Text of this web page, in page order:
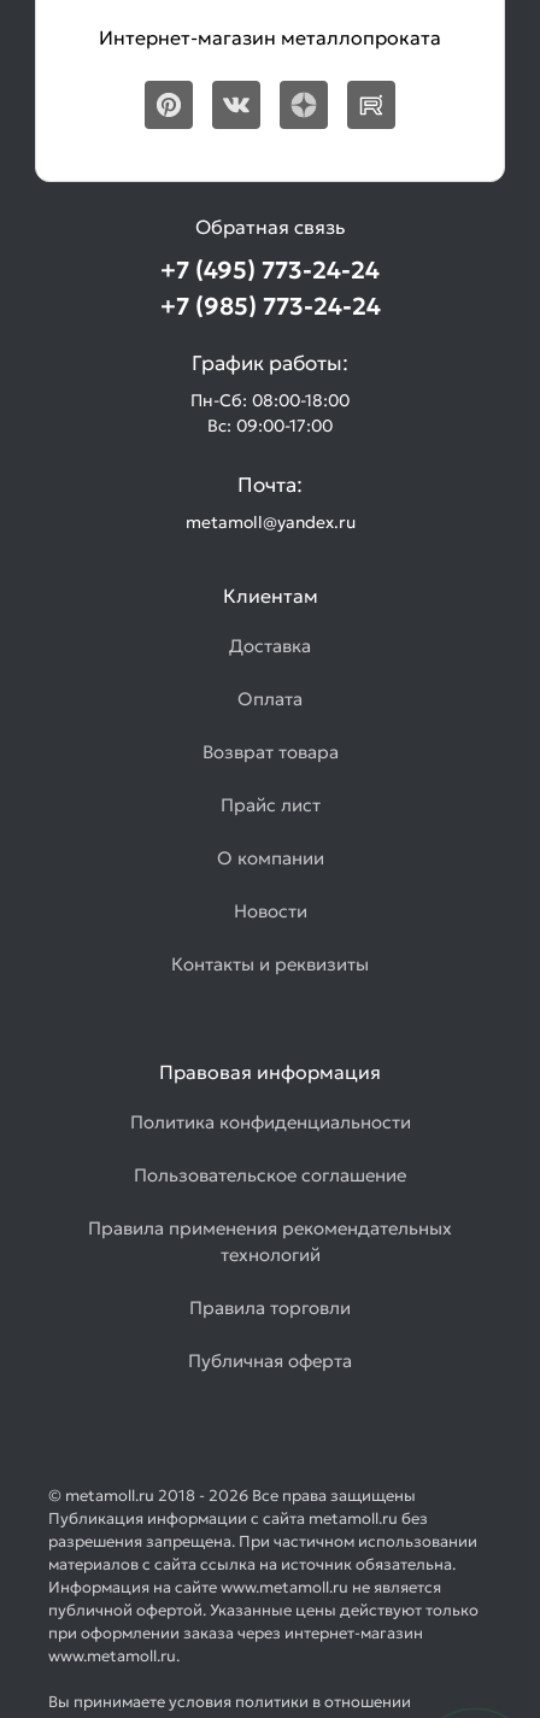
Интернет-магазин металлопроката
Обратная связь
+7 (495) 773-24-24
+7 (985) 773-24-24
График работы:
Пн-Сб: 08:00-18:00
Вс: 09:00-17:00
Почта:
metamoll@yandex.ru
Клиентам
Доставка
Оплата
Возврат товара
Прайс лист
О компании
Новости
Контакты и реквизиты
Правовая информация
Политика конфиденциальности
Пользовательское соглашение
Правила применения рекомендательных
технологий
Правила торговли
Публичная оферта
© metamoll.ru 2018 - 2026 Все права защищены
Публикация информации с сайта metamoll.ru без
разрешения запрещена. При частичном использовании
материалов с сайта ссылка на источник обязательна.
Информация на сайте www.metamoll.ru не является
публичной офертой. Указанные цены действуют только
при оформлении заказа через интернет-магазин
www.metamoll.ru.
Вы принимаете условия политики в отношении